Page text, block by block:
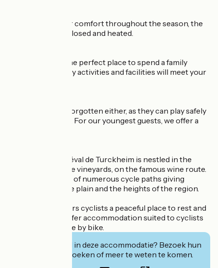
To guarantee your comfort throughout the season, the
sanitary block is closed and heated.
Our campsite is the perfect place to spend a family
vacation. Our many activities and facilities will meet your
Children are not forgotten either, as they can play safely
in our playground. For our youngest guests, we offer a
Camping Le Médiéval de Turckheim is nestled in the
heart of the Alsace vineyards, on the famous wine route.
At the crossroads of numerous cycle paths giving
access to both the plain and the heights of the region.
Our campsite offers cyclists a peaceful place to rest and
recuperate. We offer accommodation suited to cyclists
discovering Alsace by bike.
Geïnteresseerd in deze accommodatie? Bezoek hun
website om te boeken of meer te weten te komen.